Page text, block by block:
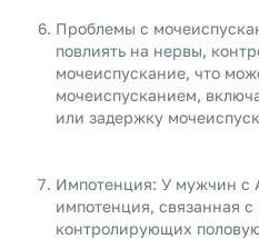
Проблемы с
повлиять на нервы,
мочеиспускание, что
мочеиспусканием,
или задержку
Импотенция: У мужчин с
импотенция, связанная
контролирующих